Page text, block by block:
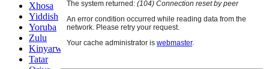
Xhosa
Yiddish
Yoruba
Zulu
Kinyarwanda
Tatar